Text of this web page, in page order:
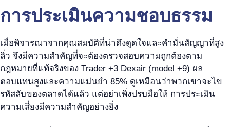
การประเมินความชอบธรรม
เมื่อพิจารณาจากคุณสมบัติที่น่าดึงดูดใจและคำมั่นสัญญาที่สูง
ลิ่ว จึงมีความสำคัญที่จะต้องตรวจสอบความถูกต้องตาม
กฎหมายที่แท้จริงของ Trader +3 Dexair (model +9) ผล
ตอบแทนสูงและความแม่นยำ 85% ดูเหมือนว่าพวกเขาจะไข
รหัสลับของตลาดได้แล้ว แต่อย่าเพิ่งปรบมือให้ การประเมิน
ความเสี่ยงมีความสำคัญอย่างยิ่ง